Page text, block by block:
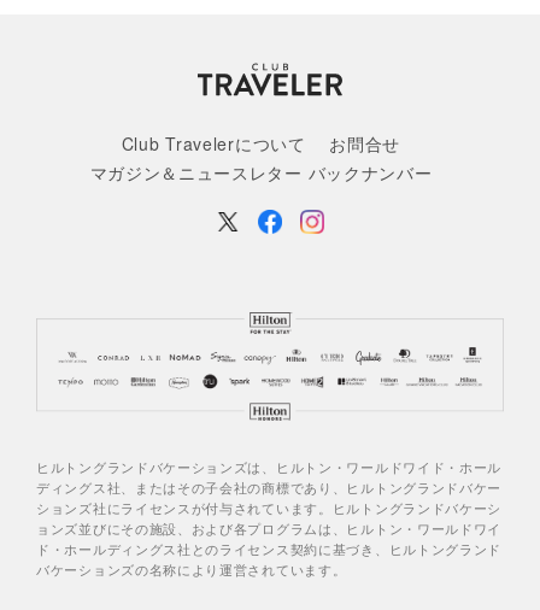
Club Travelerについて
お問合せ
マガジン＆ニュースレター バックナンバー
ヒルトングランドバケーションズは、ヒルトン・ワールドワイド・ホール
ディングス社、またはその子会社の商標であり、ヒルトングランドバケー
ションズ社にライセンスが付与されています。ヒルトングランドバケーシ
ョンズ並びにその施設、および各プログラムは、ヒルトン・ワールドワイ
ド・ホールディングス社とのライセンス契約に基づき、ヒルトングランド
バケーションズの名称により運営されています。